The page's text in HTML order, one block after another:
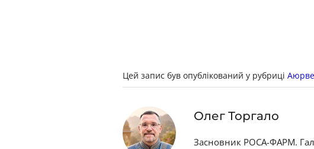
Цей запис був опублікований у рубриці
Олег Торгало
Засновник РОСА-ФАРМ.